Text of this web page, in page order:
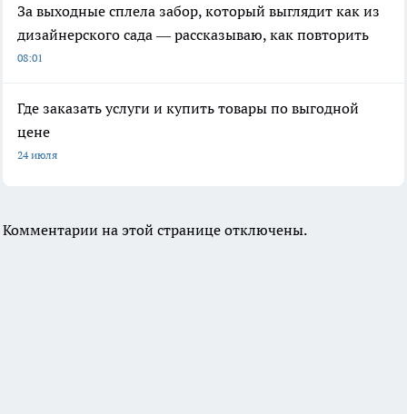
За выходные сплела забор, который выглядит как из
дизайнерского сада — рассказываю, как повторить
08:01
Где заказать услуги и купить товары по выгодной
цене
24 июля
Комментарии на этой странице отключены.